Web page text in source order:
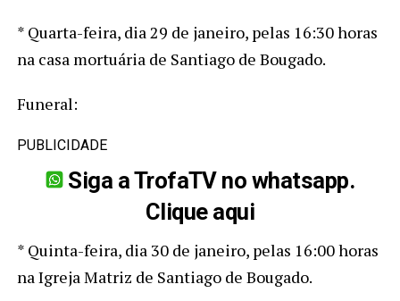
* Quarta-feira, dia 29 de janeiro, pelas 16:30 horas
na casa mortuária de Santiago de Bougado.
Funeral:
PUBLICIDADE
Siga a TrofaTV no whatsapp.
Clique aqui
* Quinta-feira, dia 30 de janeiro, pelas 16:00 horas
na Igreja Matriz de Santiago de Bougado.